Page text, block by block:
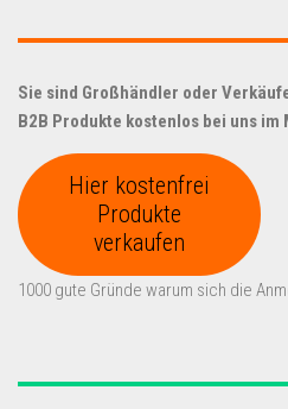
Sie sind Großhändler oder
B2B Produkte kostenlos bei uns im
Hier kostenfrei
Produkte
verkaufen
1000 gute Gründe warum sich die